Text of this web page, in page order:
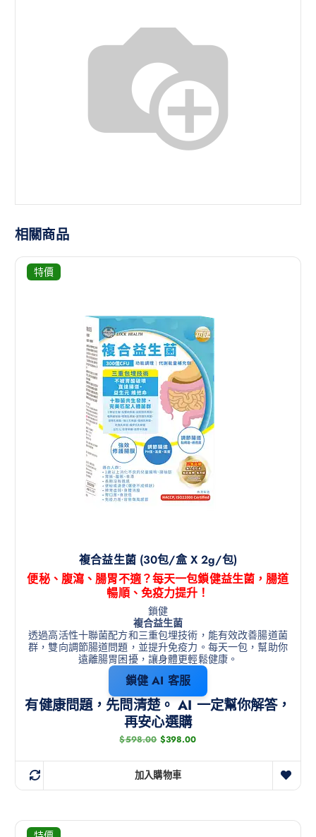
相關商品
特價
複合益生菌 (30包/盒 X 2g/包)
便秘、腹瀉、腸胃不適？每天一包鎖健益生菌，腸道
暢順、免疫力提升！
鎖健
複合益生菌
透過高活性十聯菌配方和三重包埋技術，能有效改善腸道菌
群，雙向調節腸道問題，並提升免疫力。每天一包，幫助你
遠離腸胃困擾，讓身體更輕鬆健康。
鎖健 AI 客服
有健康問題，先問清楚。 AI 一定幫你解答，
再安心選購
$598.00 $398.00
加入購物車